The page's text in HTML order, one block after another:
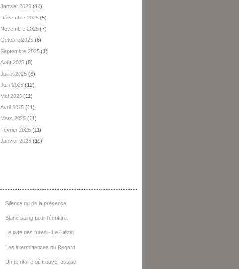
Janvier 2026 (14)
Décembre 2025 (5)
Novembre 2025 (7)
Octobre 2025 (6)
Septembre 2025 (1)
Août 2025 (8)
Juillet 2025 (6)
Juin 2025 (12)
Mai 2025 (11)
Avril 2025 (11)
Mars 2025 (11)
Février 2025 (11)
Janvier 2025 (19)
Silence nu de la présence
Blanc-seing pour l'écriture.
Le livre des fuites - Le Clézio.
Les intermittences du Regard
Un territoire où trouver assise